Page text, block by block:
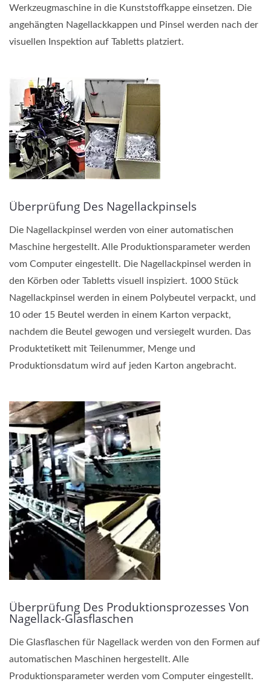
Werkzeugmaschine in die Kunststoffkappe einsetzen. Die
angehängten Nagellackkappen und Pinsel werden nach der
visuellen Inspektion auf Tabletts platziert.
Überprüfung Des Nagellackpinsels
Die Nagellackpinsel werden von einer automatischen
Maschine hergestellt. Alle Produktionsparameter werden
vom Computer eingestellt. Die Nagellackpinsel werden in
den Körben oder Tabletts visuell inspiziert. 1000 Stück
Nagellackpinsel werden in einem Polybeutel verpackt, und
10 oder 15 Beutel werden in einem Karton verpackt,
nachdem die Beutel gewogen und versiegelt wurden. Das
Produktetikett mit Teilenummer, Menge und
Produktionsdatum wird auf jeden Karton angebracht.
Überprüfung Des Produktionsprozesses Von
Nagellack-Glasflaschen
Die Glasflaschen für Nagellack werden von den Formen auf
automatischen Maschinen hergestellt. Alle
Produktionsparameter werden vom Computer eingestellt.